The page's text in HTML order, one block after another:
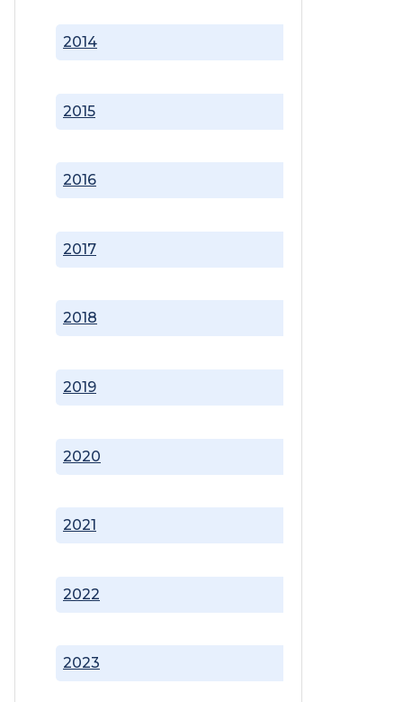
2014
2015
2016
2017
2018
2019
2020
2021
2022
2023